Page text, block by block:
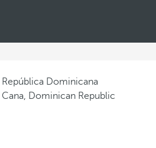
República Dominicana